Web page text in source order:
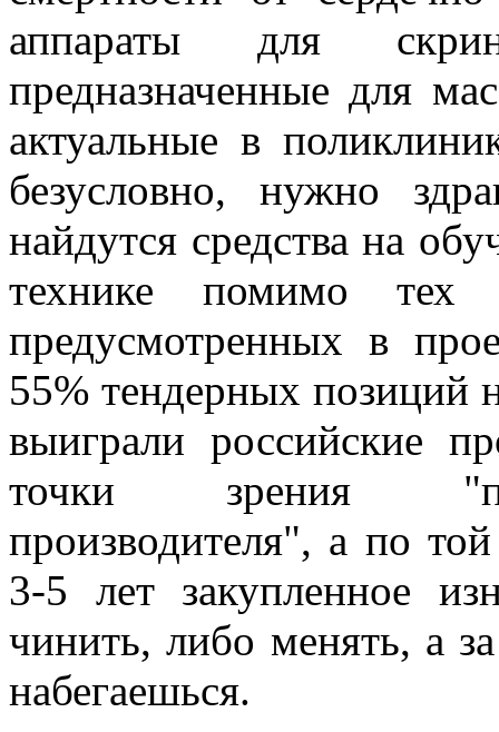
аппараты для
предназначенные для
актуальные в
безусловно, нужно
найдутся средства на
технике помимо
предусмотренных в
55% тендерных позиций
выиграли российские
точки зрения
производителя", а по
3-5 лет закупленное
чинить, либо менять, а
набегаешься.